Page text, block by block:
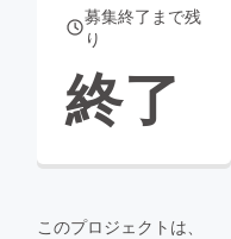
募集終了まで残
り
終了
このプロジェクトは、